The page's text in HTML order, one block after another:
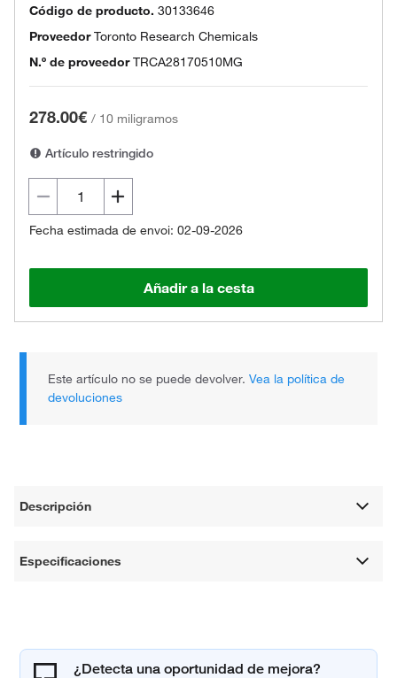
Código de producto. 30133646
ProveedorToronto Research Chemicals
N.º de proveedor TRCA28170510MG
278.00€ / 10 miligramos
Artículo restringido
Fecha estimada de envoi: 02-09-2026
Añadir a la cesta
Este artículo no se puede devolver.Vea la política de
devoluciones
Descripción
Especificaciones
¿Detecta una oportunidad de mejora?